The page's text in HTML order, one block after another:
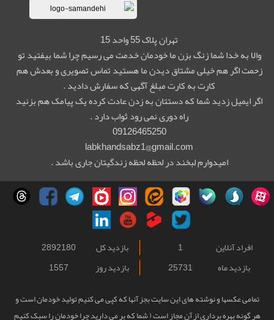
تهران پلاک 55 واحد 15
والا به خدا شما زنگ بزن ما خودمان خدمت می رسیم چرا شما بیفتید تو
زحمت اگر هم خیلی مشتاق دیدن ما هستید تماس تصویری و بعدش هم
کارت به کارت مبلغ آگهی که سفارش دادید .
اگر ایمیل زدید شما که دستتان به زدن عادت کرده یک پیامک هم بزنید
راه دوری نمی رود ثواب دارد .
09126465250
labkhandsabz1@gmail.com
امیدوارم لبخند در لحظه لحظه زندگیتان جاری باشد .
افراد آنلاین 1 بازدید کل
2892180
بازدید ماه
25731 بازدید روز 1557
تمامی عکسها و نوشته های این سایت بجز آنها که کپی می کنیم تولید خودمان است و
هر گونه بهره برداری از آن مجاز است ( شما که بر می دارید چرا خودمان را سبک کنیم